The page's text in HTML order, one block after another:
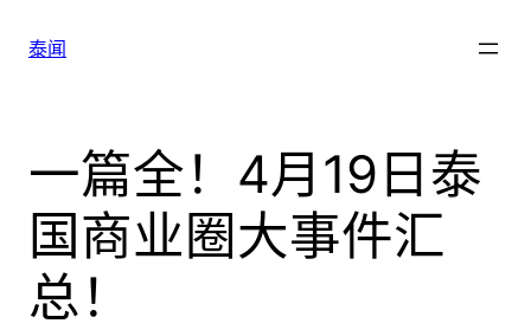
泰闻
一篇全！4月19日泰
国商业圈大事件汇
总！